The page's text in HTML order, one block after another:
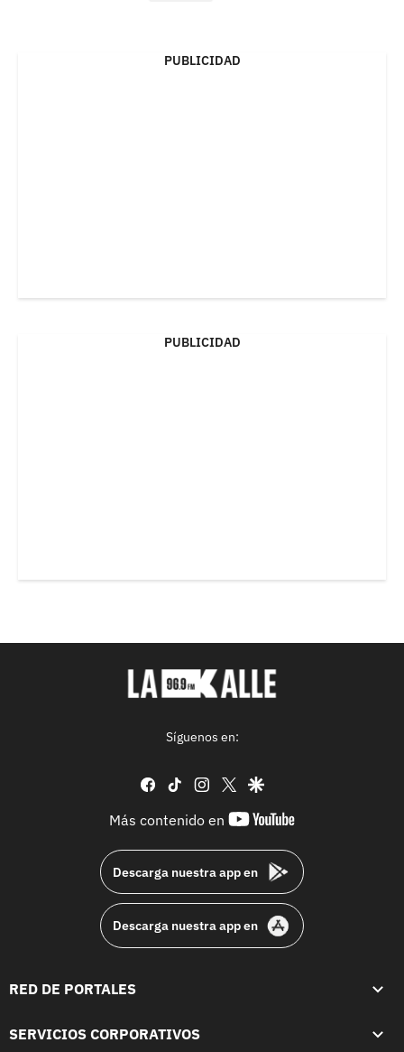
PUBLICIDAD
PUBLICIDAD
Síguenos en:
facebook
tiktok instagram
twittergoogle
Más contenido en
youtube-
Descarga nuestra app en
Descarga nuestra app en
RED DE PORTALES
SERVICIOS CORPORATIVOS